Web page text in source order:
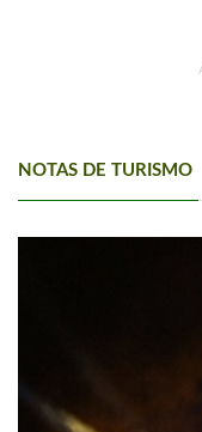
NOTAS DE TURISMO